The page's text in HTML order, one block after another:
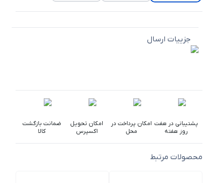
جزییات ارسال
پشتیبانی در هفت
روز هفته
امکان پرداخت در
محل
امکان تحویل
اکسپرس
ضمانت بازگشت
کالا
محصولات مرتبط